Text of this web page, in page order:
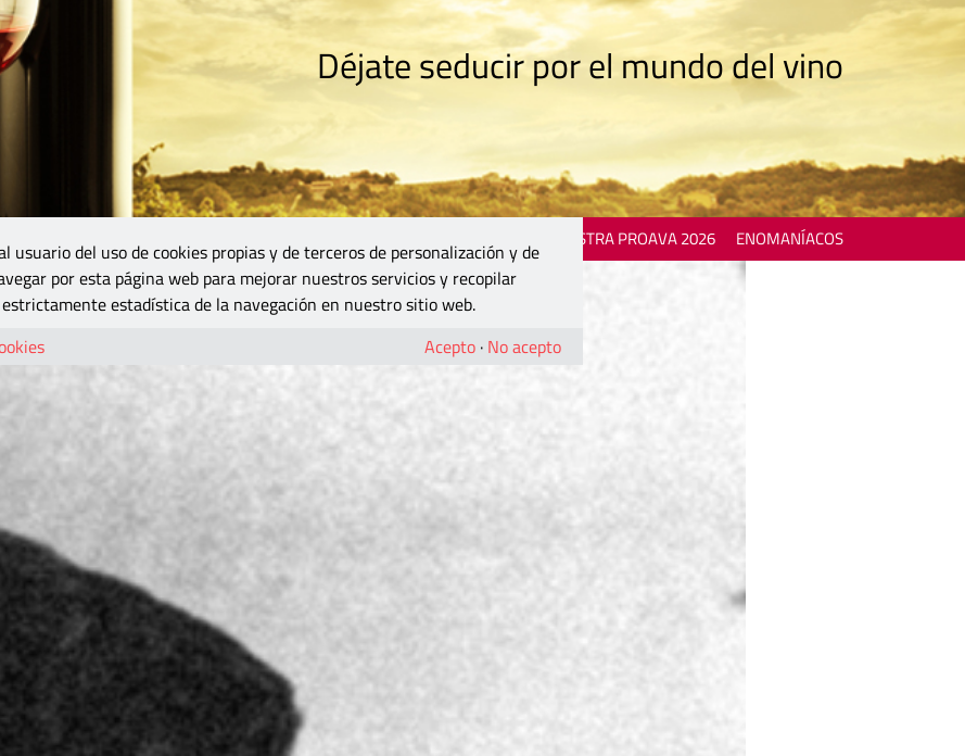
Déjate seducir por el mundo del vino
MOSTRA PROAVA 2026 ENOMANÍACOS
usuario del uso de cookies propias y de terceros de personalización y de
por esta página web para mejorar nuestros servicios y recopilar
estadística de la navegación en nuestro sitio web.
Acepto · No acepto